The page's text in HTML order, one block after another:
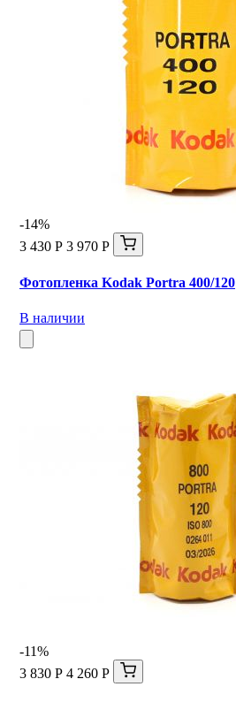
-14%
3 430 Р 3 970 Р
Фотопленка Kodak Portra 400/120
В наличии
-11%
3 830 Р 4 260 Р